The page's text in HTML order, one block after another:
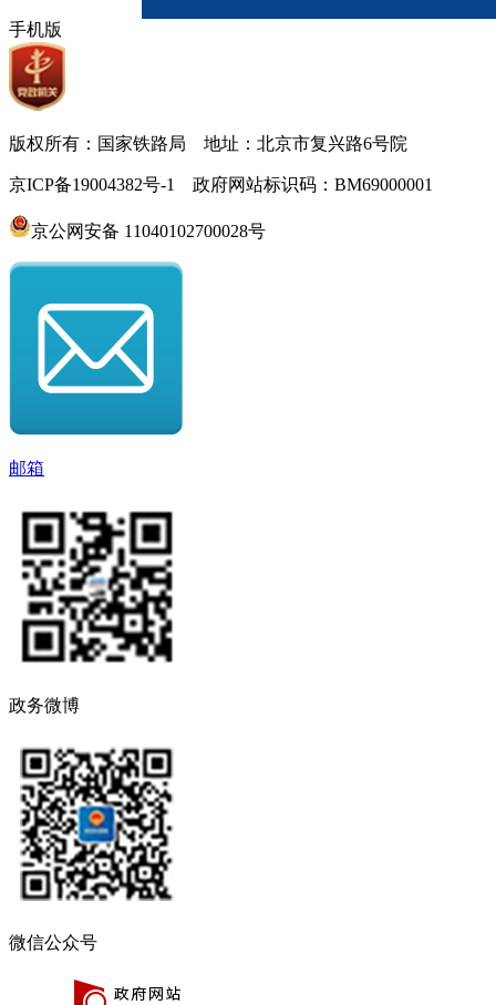
手机版
版权所有：国家铁路局 地址：北京市复兴路6号院
京ICP备19004382号-1 政府网站标识码：BM69000001
京公网安备 11040102700028号
邮箱
政务微博
微信公众号